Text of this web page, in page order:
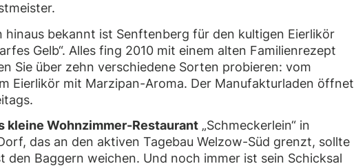
hinaus bekannt ist Senftenberg für den kultigen Eierlikör
Gelb“. Alles fing 2010 mit einem alten Familienrezept
Sie über zehn verschiedene Sorten probieren: vom
Eierlikör mit Marzipan-Aroma. Der Manufakturladen öffnet
kleine Wohnzimmer-Restaurant „Schmeckerlein“ in
das an den aktiven Tagebau Welzow-Süd grenzt, sollte
den Baggern weichen. Und noch immer ist sein Schicksal